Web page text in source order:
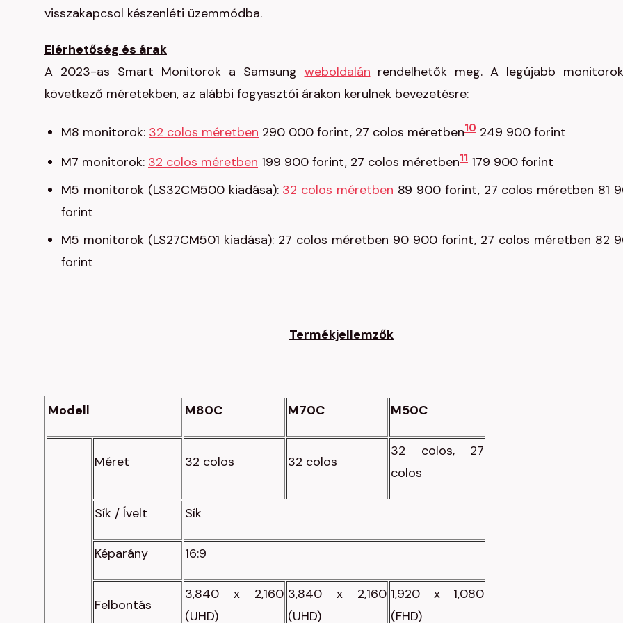
visszakapcsol készenléti üzemmódba.
Elérhetőség és árak
A 2023-as Smart Monitorok a Samsung weboldalán rendelhetők meg. A legújabb
következő méretekben, az alábbi fogyasztói árakon kerülnek bevezetésre:
M8 monitorok: 32 colos méretben 290 000 forint, 27 colos méretben10 249 900 forint
M7 monitorok: 32 colos méretben 199 900 forint, 27 colos méretben11 179 900 forint
M5 monitorok (LS32CM500 kiadása): 32 colos méretben 89 900 forint, 27 colos méretben 81
forint
M5 monitorok (LS27CM501 kiadása): 27 colos méretben 90 900 forint, 27 colos méretben 82
forint
Termékjellemzők
Modell M80C M70C M50C
Méret 32 colos 32 colos
32 colos, 27
colos
Sík / Ívelt Sík
Képarány 16:9
Felbontás
3,840 x 2,160
(UHD)
3,840 x 2,160
(UHD)
1,920 x 1,080
(FHD)